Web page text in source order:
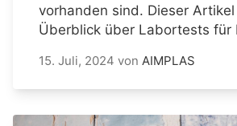
vorhanden sind. Dieser
Überblick über Labortests für
15. Juli, 2024 von AIMPLAS